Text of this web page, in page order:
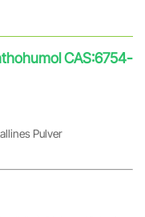
CAS:6754-
Pulver